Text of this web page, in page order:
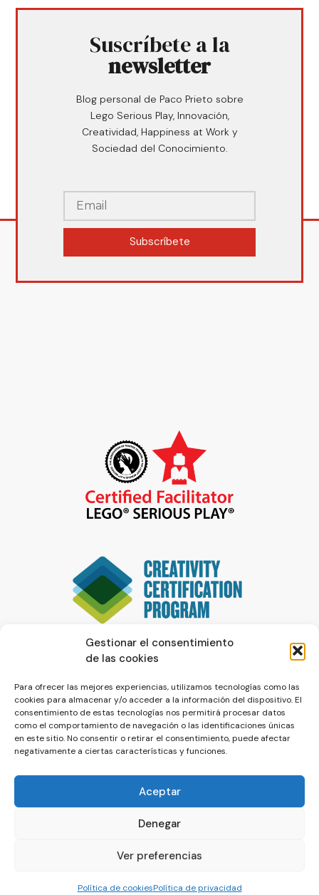
Gestionar el consentimiento
de las cookies
Para ofrecer las mejores experiencias, utilizamos tecnologías como las
cookies para almacenar y/o acceder a la información del dispositivo. El
consentimiento de estas tecnologías nos permitirá procesar datos
como el comportamiento de navegación o las identificaciones únicas
en este sitio. No consentir o retirar el consentimiento, puede afectar
negativamente a ciertas características y funciones.
Aceptar
Denegar
Ver preferencias
Política de cookiesPolítica de privacidad
Suscríbete a la
newsletter
Blog personal de Paco Prieto sobre
Lego Serious Play, Innovación,
Creatividad, Happiness at Work y
Sociedad del Conocimiento.
Subscríbete
© La Servilleta - El Blog de Paco Prieto
Política de cookiesPolítica de privacidad